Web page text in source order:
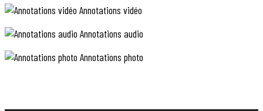
Annotations vidéo
Annotations audio
Annotations photo